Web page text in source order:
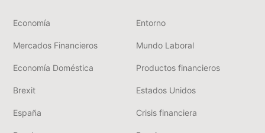
Economía Entorno
Mercados Financieros Mundo Laboral
Economía Doméstica Productos financieros
Brexit Estados Unidos
España Crisis financiera